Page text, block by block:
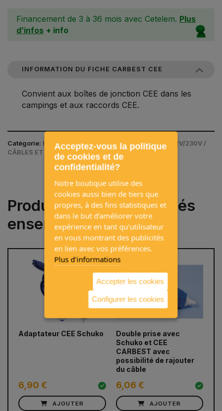
Financement de 3 à 36 mois avec Cetelem. Plus
d’infos + info
INFORMATION DU FICHE CARBEST CEE
Convient aux boîtes de jonction CEE dans les
campings et aux raccords CEE.
Catégorie: ÉLECTRICITÉ / PRISES ET ACCESSOIRES 12V/230V /
CÂBLES ET ADAPTATEURS CEE
Produits souvent achetés
ensemble
Adaptateur CEE Schuko
6,90 €
AJOUTER
Double prise avec
Schuko et CEE
CARBEST avec
possibilité de rajouter
du câble
6,06 €
AJOUTER
prev
Acceptez-vous la politique
de cookies et de
confidentialité?
Notre boutique utilise des
cookies aussi bien de tiers que
propres, à des fins statistiques et
dans le but d’améliorer votre
expérience en tant qu’utilisateur
en vous montrant des publicités
en lien avec vos préférences.
Plus d'informations
Accepter les cookies
Configurer les cookies